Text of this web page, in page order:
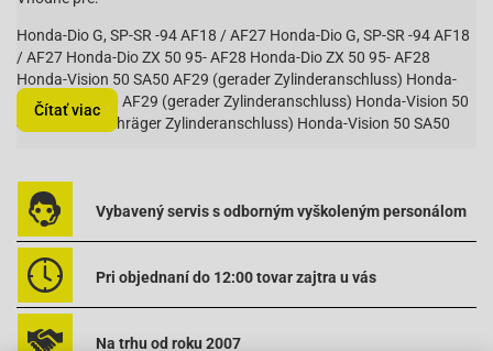
Honda-Dio G, SP-SR -94 AF18 / AF27 Honda-Dio G, SP-SR -94 AF18
/ AF27 Honda-Dio ZX 50 95- AF28 Honda-Dio ZX 50 95- AF28
Honda-Vision 50 SA50 AF29 (gerader Zylinderanschluss) Honda-
Vision 50 SA50 AF29 (gerader Zylinderanschluss) Honda-Vision 50
SA50 AF29 (schräger Zylinderanschluss) Honda-Vision 50 SA50
DJ 50 Refined SA10ED Kymco-DJ 50 SA10AA Kymco-DJ 50
SA10AA Kymco-Fever 1 50 ZX50 KCA SA10AL Kymco-Fever 1 50
ZX50 KCA SA10AL Kymco-Heroism 50 Calypso 50 KCZ SB10AC
Kymco-Heroism 50 Calypso 50 KCZ SB10AC Kymco-Super 9 AC 50
Kymco-Super 9 AC 50 Kymco-Super 9 AC 50 [Sports] Kymco-Super
9 AC 50 [Sports] Kymco-YUP 50 Kymco-YUP 50 PGO-Big Max 50 AC
PMX 50 AC PGO-PMX 50 AC PGO-T-Rex 50 AC PGO-T-Rex 50 AC
Čítať viac
Vybavený servis s odborným vyškoleným personálom
Pri objednaní do 12:00 tovar zajtra u vás
Na trhu od roku 2007